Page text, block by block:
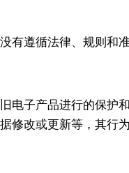
有遵循法律、规则和
电子产品进行的保护
修改或更新等，其行